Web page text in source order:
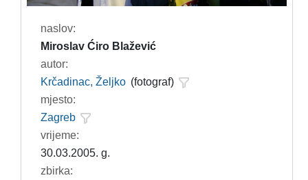
naslov:
Miroslav Ćiro Blažević
autor:
Krčadinac, Željko (fotograf)
mjesto:
Zagreb
vrijeme:
30.03.2005. g.
zbirka: